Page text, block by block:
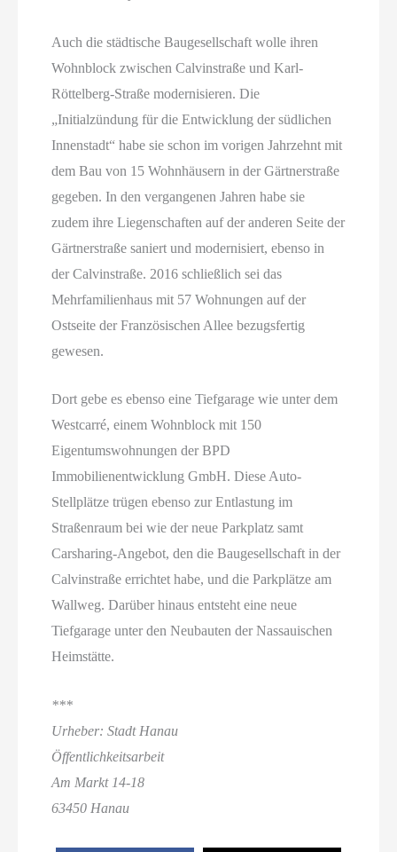
Auch die städtische Baugesellschaft wolle ihren
Wohnblock zwischen Calvinstraße und Karl-
Röttelberg-Straße modernisieren. Die
„Initialzündung für die Entwicklung der südlichen
Innenstadt“ habe sie schon im vorigen Jahrzehnt mit
dem Bau von 15 Wohnhäusern in der Gärtnerstraße
gegeben. In den vergangenen Jahren habe sie
zudem ihre Liegenschaften auf der anderen Seite der
Gärtnerstraße saniert und modernisiert, ebenso in
der Calvinstraße. 2016 schließlich sei das
Mehrfamilienhaus mit 57 Wohnungen auf der
Ostseite der Französischen Allee bezugsfertig
gewesen.
Dort gebe es ebenso eine Tiefgarage wie unter dem
Westcarré, einem Wohnblock mit 150
Eigentumswohnungen der BPD
Immobilienentwicklung GmbH. Diese Auto-
Stellplätze trügen ebenso zur Entlastung im
Straßenraum bei wie der neue Parkplatz samt
Carsharing-Angebot, den die Baugesellschaft in der
Calvinstraße errichtet habe, und die Parkplätze am
Wallweg. Darüber hinaus entsteht eine neue
Tiefgarage unter den Neubauten der Nassauischen
Heimstätte.
***
Urheber: Stadt Hanau
Öffentlichkeitsarbeit
Am Markt 14-18
63450 Hanau